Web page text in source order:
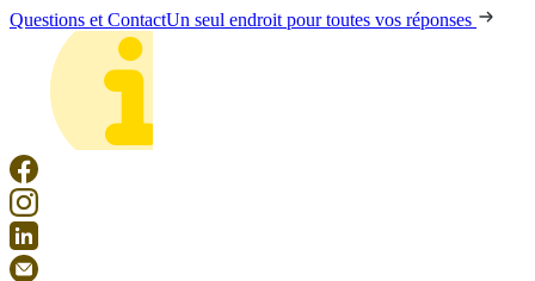
Questions et ContactUn seul endroit pour toutes vos réponses